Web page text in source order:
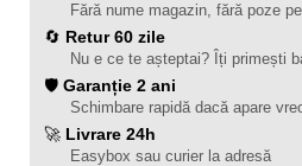
Fără nume magazin, fără poze
🔄 Retur 60 zile
Nu e ce te așteptai? Îți primești
🛡️ Garanție 2 ani
Schimbare rapidă dacă apare
🚀 Livrare 24h
Easybox sau curier la adresă